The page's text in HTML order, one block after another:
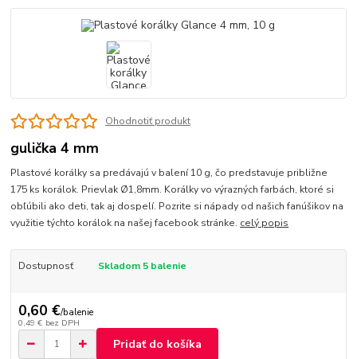
Ohodnotiť produkt
gulička 4 mm
Plastové korálky sa predávajú v balení 10 g, čo predstavuje približne
175 ks korálok. Prievlak Ø1,8mm. Korálky vo výrazných farbách, ktoré si
obľúbili ako deti, tak aj dospelí. Pozrite si nápady od našich fanúšikov na
využitie týchto korálok na našej facebook stránke. celý popis
Dostupnosť Skladom 5 balenie
0,60 €/balenie
0,49 € bez DPH
Pridať do košíka